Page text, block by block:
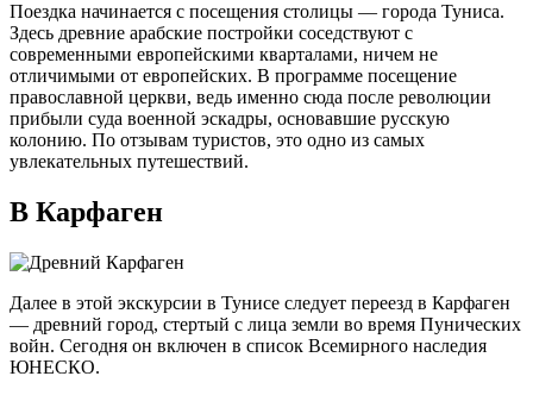
Поездка начинается с посещения столицы — города Туниса.
Здесь древние арабские постройки соседствуют с
современными европейскими кварталами, ничем не
отличимыми от европейских. В программе посещение
православной церкви, ведь именно сюда после революции
прибыли суда военной эскадры, основавшие русскую
колонию. По отзывам туристов, это одно из самых
увлекательных путешествий.
В Карфаген
Далее в этой экскурсии в Тунисе следует переезд в Карфаген
— древний город, стертый с лица земли во время Пунических
войн. Сегодня он включен в список Всемирного наследия
ЮНЕСКО.